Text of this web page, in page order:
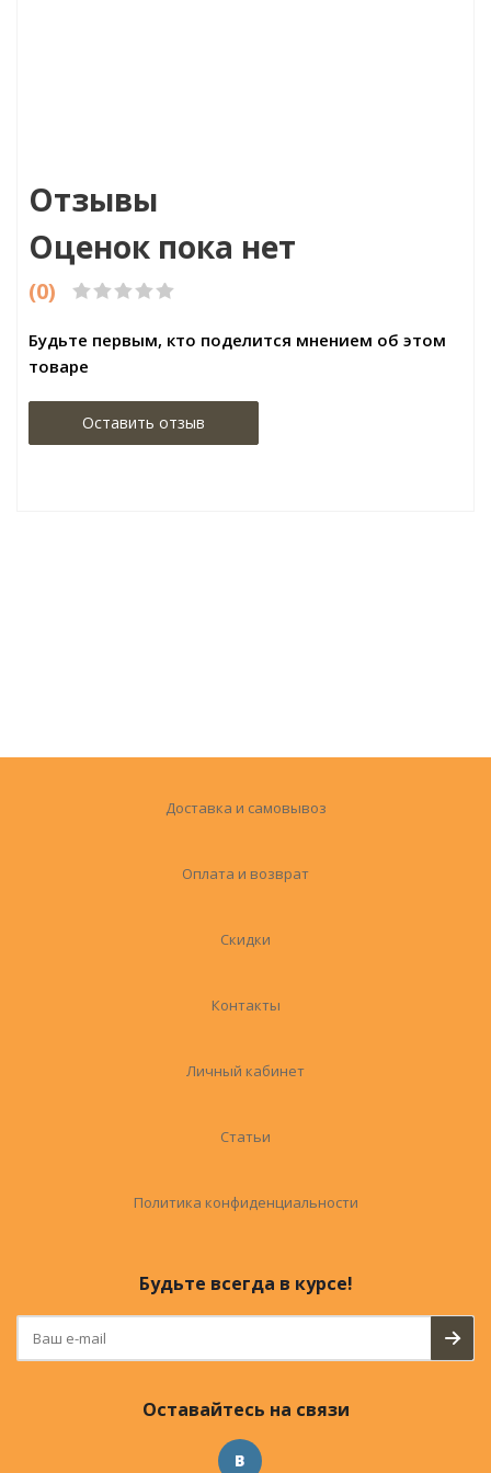
Отзывы
Оценок пока нет
(0)
Будьте первым, кто поделится мнением об этом
товаре
Оставить отзыв
Доставка и самовывоз
Оплата и возврат
Скидки
Контакты
Личный кабинет
Статьи
Политика конфиденциальности
Будьте всегда в курсе!
Оставайтесь на связи